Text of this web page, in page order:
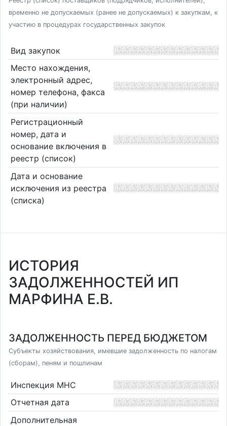
временно не допускаемых (ранее не допускаемых) к закупкам, к
участию в процедурах государственных закупок
Вид закупок
Место нахождения,
электронный адрес,
номер телефона, факса
(при наличии)
Регистрационный
номер, дата и
основание включения в
реестр (список)
Дата и основание
исключения из реестра
(списка)
ИСТОРИЯ
ЗАДОЛЖЕННОСТЕЙ ИП
МАРФИНА Е.В.
ЗАДОЛЖЕННОСТЬ ПЕРЕД БЮДЖЕТОМ
Субъекты хозяйствования, имевшие задолженность по налогам
(сборам), пеням и пошлинам
Инспекция МНС
Отчетная дата
Дополнительная